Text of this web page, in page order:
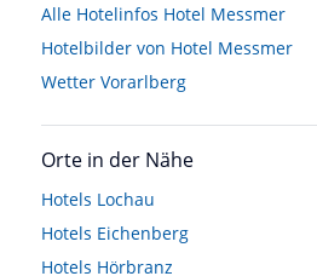
Alle Hotelinfos Hotel Messmer
Hotelbilder von Hotel Messmer
Wetter Vorarlberg
Orte in der Nähe
Hotels Lochau
Hotels Eichenberg
Hotels Hörbranz